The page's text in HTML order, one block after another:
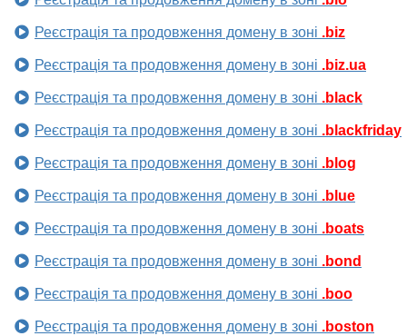
Реєстрація та продовження домену в зоні .biz
Реєстрація та продовження домену в зоні .biz.ua
Реєстрація та продовження домену в зоні .black
Реєстрація та продовження домену в зоні .blackfriday
Реєстрація та продовження домену в зоні .blog
Реєстрація та продовження домену в зоні .blue
Реєстрація та продовження домену в зоні .boats
Реєстрація та продовження домену в зоні .bond
Реєстрація та продовження домену в зоні .boo
Реєстрація та продовження домену в зоні .boston